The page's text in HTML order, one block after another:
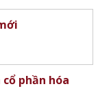
phần hóa